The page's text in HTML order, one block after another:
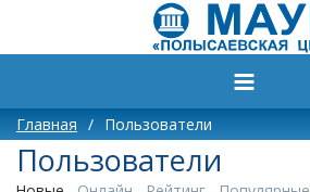
Главная / Пользователи
Пользователи